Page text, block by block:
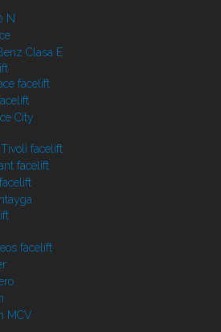
N
Clasa E
facelift
City
facelift
facelift
facelift
MCV